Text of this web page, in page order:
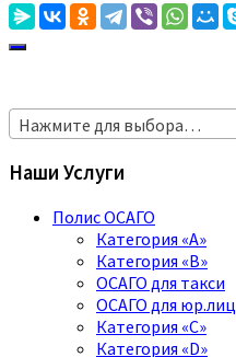
Нажмите для выбора…
Наши Услуги
Полис ОСАГО
Категория «A»
Категория «B»
ОСАГО для такси
ОСАГО для юр.лиц
Категория «C»
Категория «D»